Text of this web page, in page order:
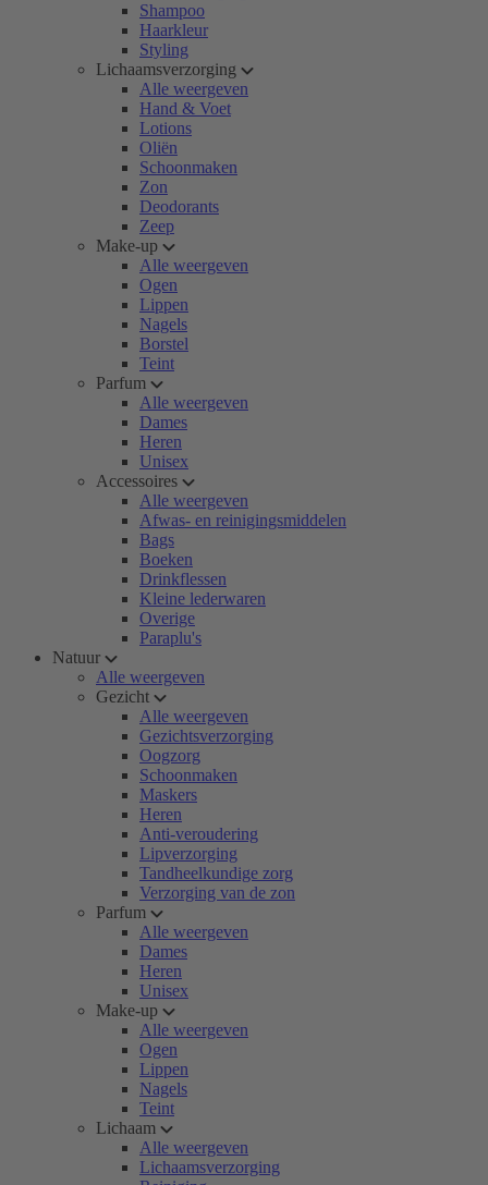
Shampoo
Haarkleur
Styling
Lichaamsverzorging
Alle weergeven
Hand & Voet
Lotions
Oliën
Schoonmaken
Zon
Deodorants
Zeep
Make-up
Alle weergeven
Ogen
Lippen
Nagels
Borstel
Teint
Parfum
Alle weergeven
Dames
Heren
Unisex
Accessoires
Alle weergeven
Afwas- en reinigingsmiddelen
Bags
Boeken
Drinkflessen
Kleine lederwaren
Overige
Paraplu's
Natuur
Alle weergeven
Gezicht
Alle weergeven
Gezichtsverzorging
Oogzorg
Schoonmaken
Maskers
Heren
Anti-veroudering
Lipverzorging
Tandheelkundige zorg
Verzorging van de zon
Parfum
Alle weergeven
Dames
Heren
Unisex
Make-up
Alle weergeven
Ogen
Lippen
Nagels
Teint
Lichaam
Alle weergeven
Lichaamsverzorging